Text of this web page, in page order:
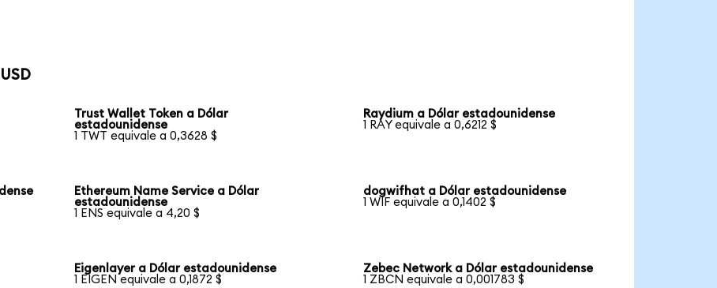
Trust Wallet Token a Dólar
estadounidense
1 TWT equivale a 0,3628 $
Raydium a Dólar estadounidense
1 RAY equivale a 0,6212 $
Ethereum Name Service a Dólar
estadounidense
1 ENS equivale a 4,20 $
dogwifhat a Dólar estadounidense
1 WIF equivale a 0,1402 $
Eigenlayer a Dólar estadounidense
1 EIGEN equivale a 0,1872 $
Zebec Network a Dólar estadounidense
1 ZBCN equivale a 0,001783 $